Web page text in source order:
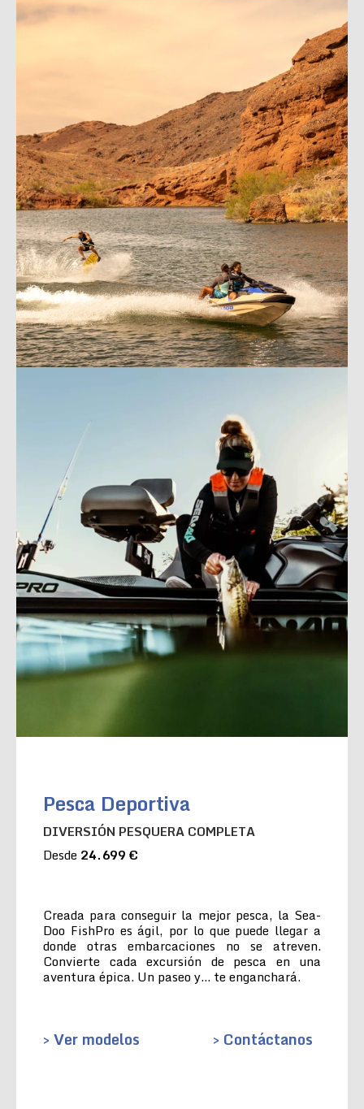
Pesca Deportiva
DIVERSIÓN PESQUERA COMPLETA
Desde 24.699 €
Creada para conseguir la mejor pesca, la Sea-
Doo FishPro es ágil, por lo que puede llegar a
donde otras embarcaciones no se atreven.
Convierte cada excursión de pesca en una
aventura épica. Un paseo y… te enganchará.
> Ver modelos > Contáctanos